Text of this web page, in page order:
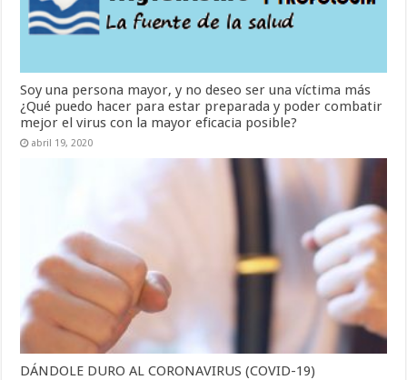
Soy una persona mayor, y no deseo ser una víctima más
¿Qué puedo hacer para estar preparada y poder combatir
mejor el virus con la mayor eficacia posible?
abril 19, 2020
DÁNDOLE DURO AL CORONAVIRUS (COVID-19)